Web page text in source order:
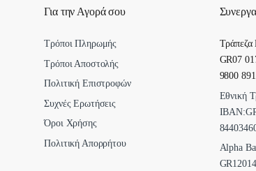
Για την Αγορά σου
Τρόποι Πληρωμής
Τρόποι Αποστολής
Πολιτική Επιστροφών
Συχνές Ερωτήσεις
Όροι Χρήσης
Πολιτική Απορρήτου
Τράπεζα
GR07
9800 891
Εθνική
Alpha